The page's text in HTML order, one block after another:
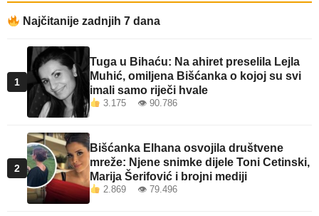
Najčitanije zadnjih 7 dana
1
Tuga u Bihaću: Na ahiret preselila Lejla
Muhić, omiljena Bišćanka o kojoj su svi
imali samo riječi hvale
3.175 👁 90.786
2
Bišćanka Elhana osvojila društvene
mreže: Njene snimke dijele Toni Cetinski,
Marija Šerifović i brojni mediji
2.869 👁 79.496